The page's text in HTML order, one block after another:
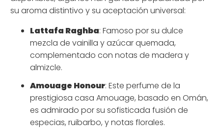
su aroma distintivo y su aceptación universal:
Lattafa Raghba: Famoso por su dulce
mezcla de vainilla y azúcar quemada,
complementado con notas de madera y
almizcle.
Amouage Honour: Este perfume de la
prestigiosa casa Amouage, basado en Omán,
es admirado por su sofisticada fusión de
especias, ruibarbo, y notas florales.